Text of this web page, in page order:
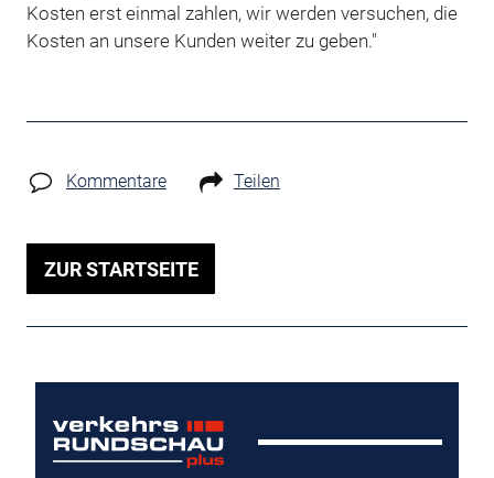
Kosten erst einmal zahlen, wir werden versuchen, die
Kosten an unsere Kunden weiter zu geben."
Kommentare Teilen
ZUR STARTSEITE